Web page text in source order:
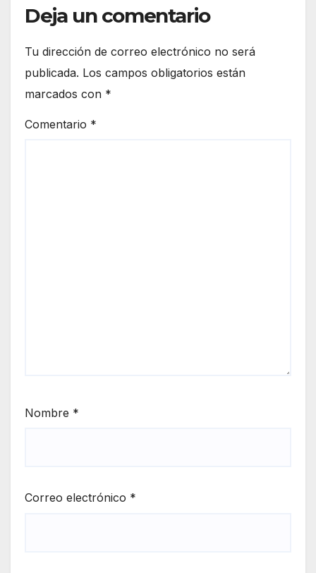
Deja un comentario
Tu dirección de correo electrónico no será
publicada. Los campos obligatorios están
marcados con *
Comentario *
Nombre *
Correo electrónico *